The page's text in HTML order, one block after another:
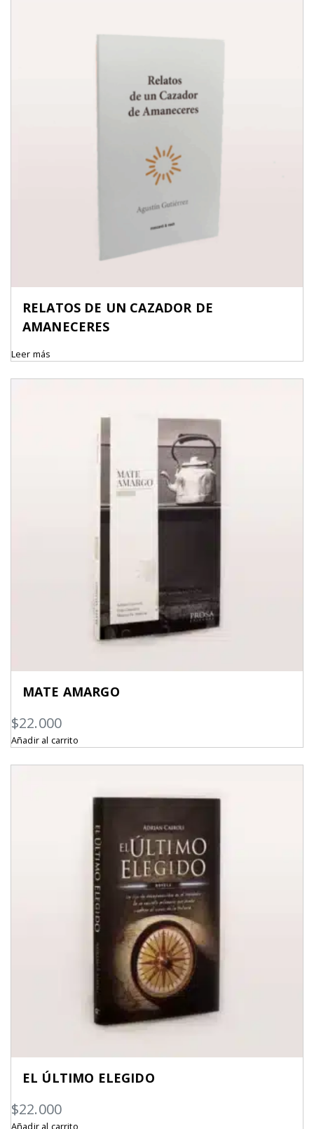
RELATOS DE UN CAZADOR DE
AMANECERES
Leer más
MATE AMARGO
$22.000
Añadir al carrito
EL ÚLTIMO ELEGIDO
$22.000
Añadir al carrito